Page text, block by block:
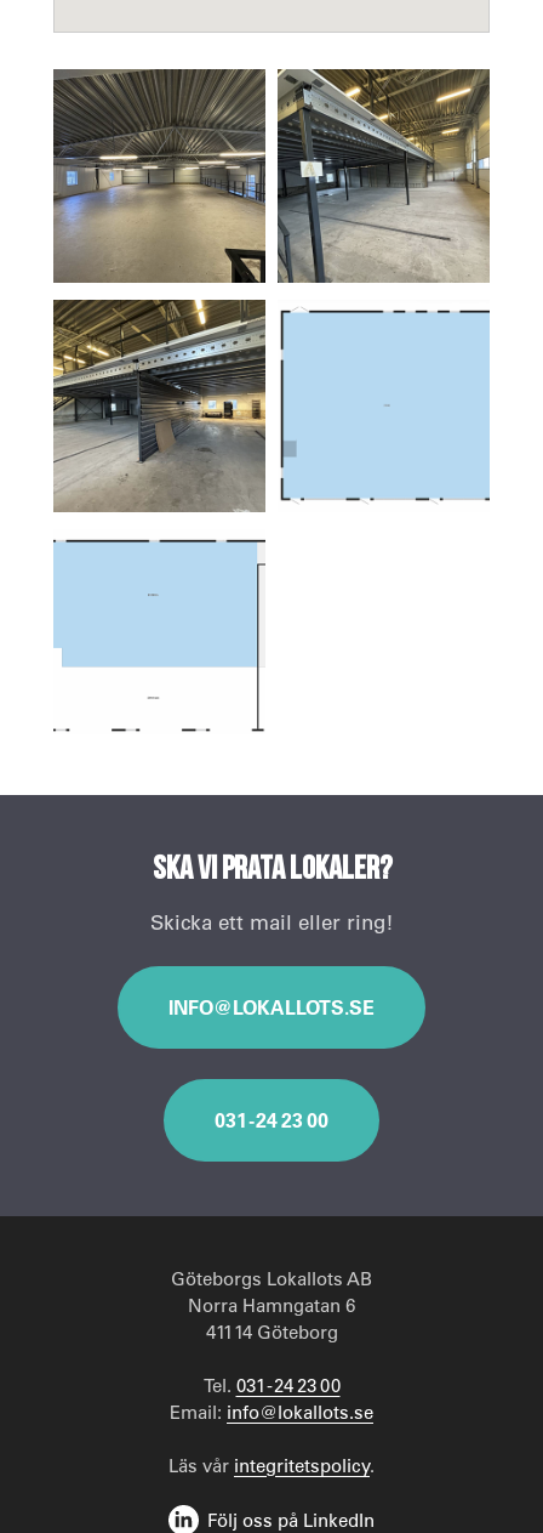
Ska vi prata lokaler?
Skicka ett mail eller ring!
INFO@LOKALLOTS.SE
031 - 24 23 00
Göteborgs Lokallots AB
Norra Hamngatan 6
411 14 Göteborg
Tel. 031 - 24 23 00
Email: info@lokallots.se
Läs vår integritetspolicy.
Följ oss på LinkedIn